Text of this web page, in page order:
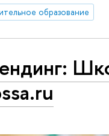
образование